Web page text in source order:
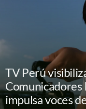
TV Perú
Comunicadores
impulsa voces